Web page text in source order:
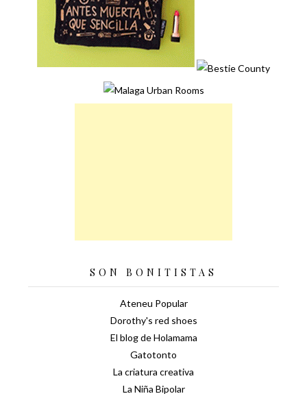
SON BONITISTAS
Ateneu Popular
Dorothy's red shoes
El blog de Holamama
Gatotonto
La criatura creativa
La Niña Bipolar